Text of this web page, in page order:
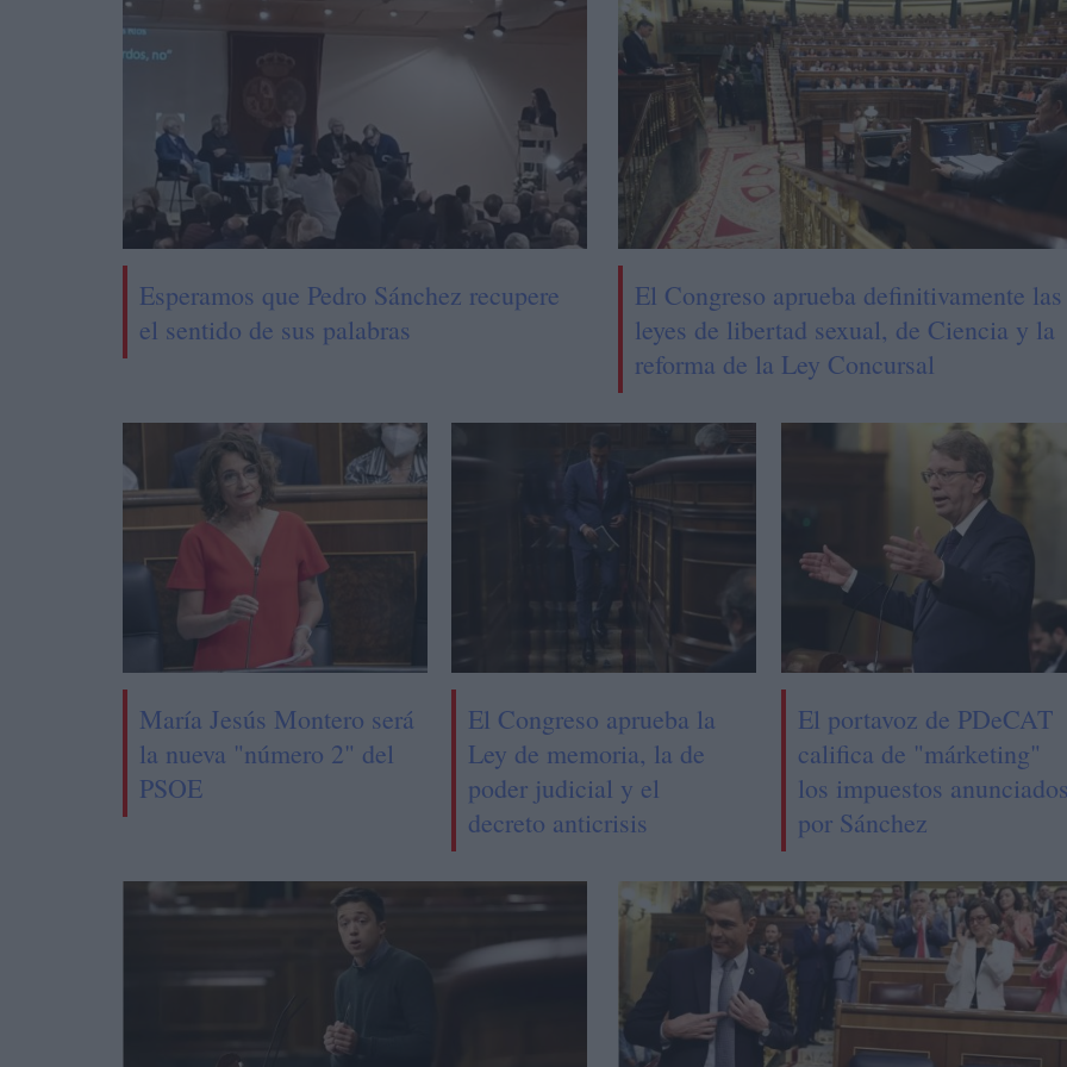
Esperamos que Pedro Sánchez recupere
el sentido de sus palabras
El Congreso aprueba definitivamente las
leyes de libertad sexual, de Ciencia y la
reforma de la Ley Concursal
María Jesús Montero será
la nueva "número 2" del
PSOE
El Congreso aprueba la
Ley de memoria, la de
poder judicial y el
decreto anticrisis
El portavoz de PDeCAT
califica de "márketing"
los impuestos
por Sánchez